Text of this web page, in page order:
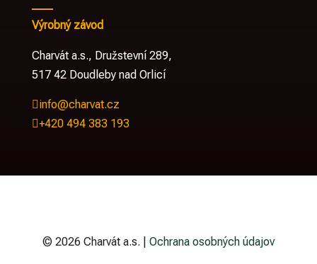
Výrobný závod
Charvát a.s., Družstevní 289,
517 42 Doudleby nad Orlicí
info@charvat.cz
+420 494 383 193
© 2026 Charvát a.s. | Ochrana osobných údajov